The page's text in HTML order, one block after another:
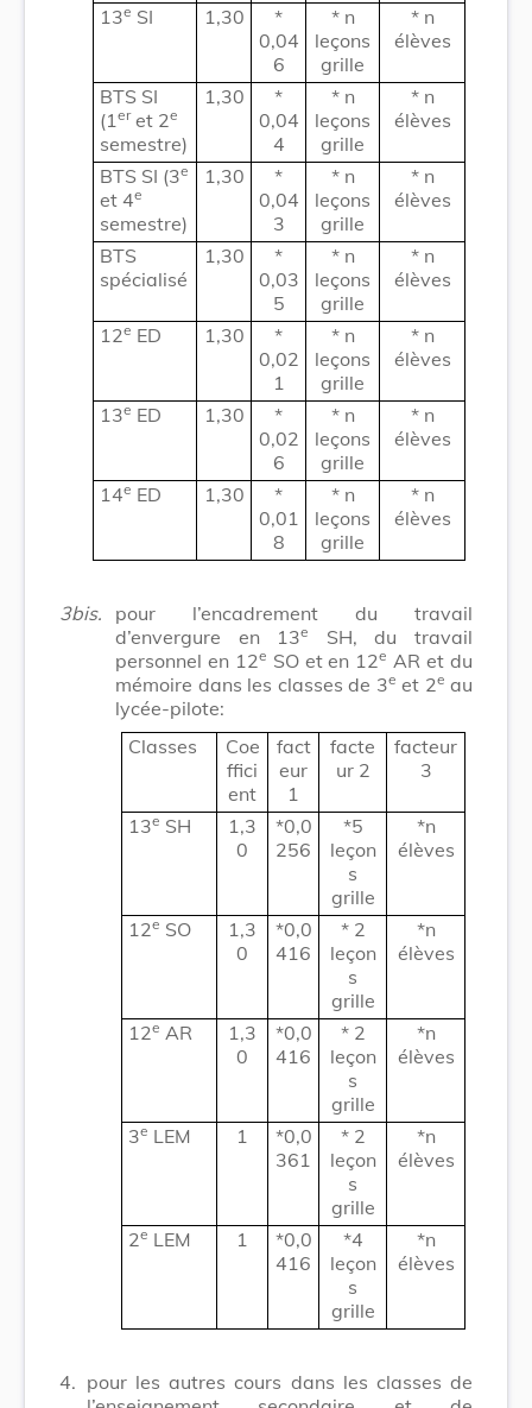
13e SI 1,30
*
0,04
6
* n
leçons
grille
* n
élèves
BTS SI
(1 eret 2e
semestre)
1,30
*
0,04
4
* n
leçons
grille
* n
élèves
BTS SI (3e
et 4e
semestre)
1,30
*
0,04
3
* n
leçons
grille
* n
élèves
BTS
spécialisé
1,30
*
0,03
5
* n
leçons
grille
* n
élèves
12e ED 1,30
*
0,02
1
* n
leçons
grille
* n
élèves
13e ED 1,30
*
0,02
6
* n
leçons
grille
* n
élèves
14e ED 1,30
*
0,01
8
* n
leçons
grille
* n
élèves
3bis.
pour l’encadrement du travail
d’envergure en 13e
SH, du travail
personnel en 12e SO et en 12e AR et du
mémoire dans les classes de 3e et 2e au
lycée-pilote:
Classes
Coe
ffici
ent
fact
eur
1
facte
ur 2
facteur
3
13e SH
1,3
0
*0,0
256
*5
leçon
s
grille
*n
élèves
12e SO
1,3
0
*0,0
416
* 2
leçon
s
grille
*n
élèves
12e AR
1,3
0
*0,0
416
* 2
leçon
s
grille
*n
élèves
3e LEM 1
*0,0
361
* 2
leçon
s
grille
*n
élèves
2e LEM 1
*0,0
416
*4
leçon
s
grille
*n
élèves
4. pour les autres cours dans les classes de